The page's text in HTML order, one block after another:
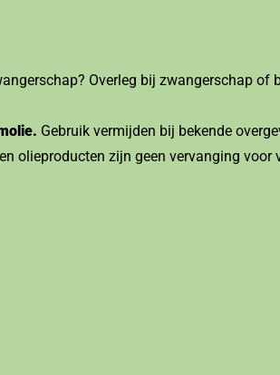
Overleg bij zwangerschap
Gebruik vermijden bij bekende
olieproducten zijn geen vervanging